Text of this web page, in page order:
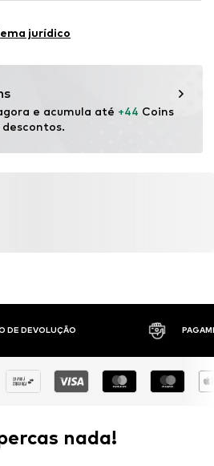
jurídico
e acumula até +44 Coins
DE DEVOLUÇÃO
nada!